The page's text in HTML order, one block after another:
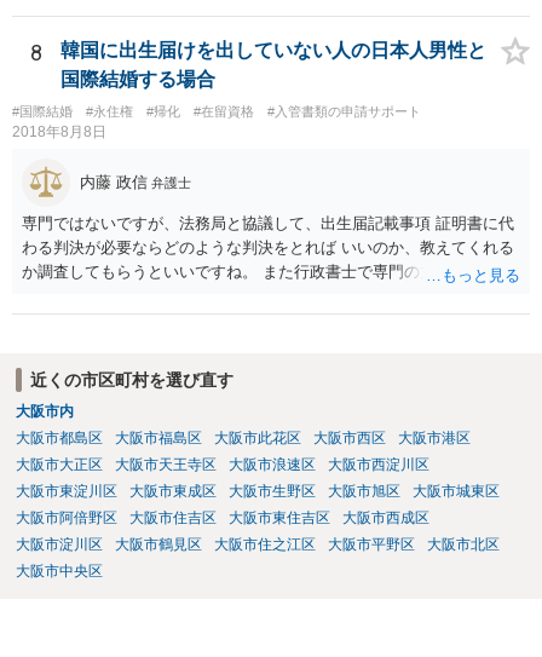
規定されています。
8
韓国に出生届けを出していない人の日本人男性と
国際結婚する場合
#国際結婚 #永住権 #帰化 #在留資格 #入管書類の申請サポート
2018年8月8日
内藤 政信 弁護士
専門ではないですが、法務局と協議して、出生届記載事項 証明書に代
わる判決が必要ならどのような判決をとれば いいのか、教えてくれる
か調査してもらうといいですね。 また行政書士で専門の方がいそうな
近くの市区町村を選び直す
大阪市内
大阪市都島区
大阪市福島区 大阪市此花区 大阪市西区
大阪市港区
大阪市大正区
大阪市天王寺区 大阪市浪速区
大阪市西淀川区
大阪市東淀川区
大阪市東成区 大阪市生野区 大阪市旭区
大阪市城東区
大阪市阿倍野区
大阪市住吉区 大阪市東住吉区
大阪市西成区
大阪市淀川区
大阪市鶴見区 大阪市住之江区 大阪市平野区
大阪市北区
大阪市中央区